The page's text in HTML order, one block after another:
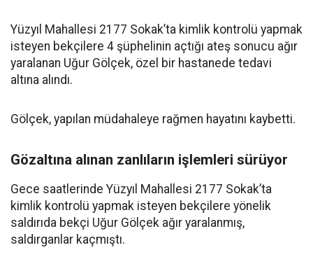
Yüzyıl Mahallesi 2177 Sokak’ta kimlik kontrolü yapmak
isteyen bekçilere 4 şüphelinin açtığı ateş sonucu ağır
yaralanan Uğur Gölçek, özel bir hastanede tedavi
altına alındı.
Gölçek, yapılan müdahaleye rağmen hayatını kaybetti.
Gözaltına alınan zanlıların işlemleri sürüyor
Gece saatlerinde Yüzyıl Mahallesi 2177 Sokak’ta
kimlik kontrolü yapmak isteyen bekçilere yönelik
saldırıda bekçi Uğur Gölçek ağır yaralanmış,
saldırganlar kaçmıştı.